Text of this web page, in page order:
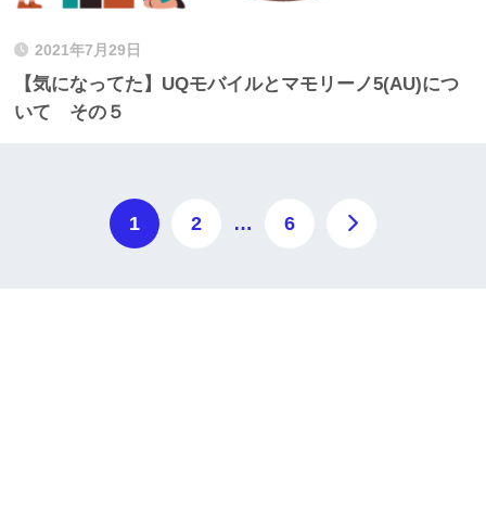
2021年7月29日
【気になってた】UQモバイルとマモリーノ5(AU)につ
いて その５
1 2 … 6